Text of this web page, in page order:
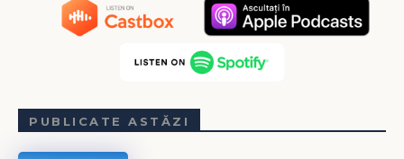
PUBLICATE ASTĂZI